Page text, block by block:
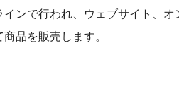
インで行われ、ウェブサイト、
品を販売します。